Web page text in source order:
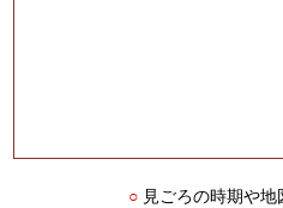
○ 見ごろの時期や